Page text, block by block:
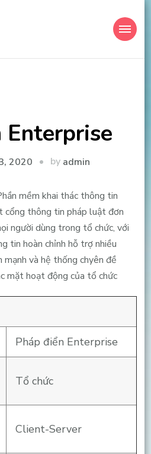
Enterprise
2020 by admin
mềm khai thác thông tin
cổng thông tin pháp luật đơn
người dùng trong tổ chức, với
tin hoàn chỉnh hỗ trợ nhiều
và hệ thống chyên đề
mặt hoạt động của tổ chức
Pháp điển Enterprise
Tổ chức
Client-Server